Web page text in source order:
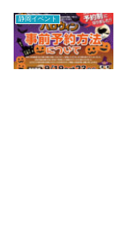
静岡イベント